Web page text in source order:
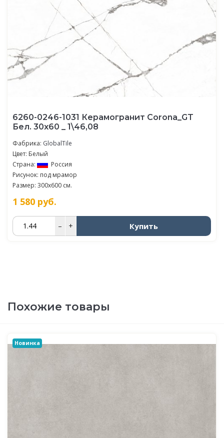
6260-0246-1031 Керамогранит Corona_GT
Бел. 30x60 _ 1\46,08
Фабрика: GlobalTile
Цвет: Белый
Страна:
Россия
Рисунок: под мрамор
Размер: 300x600 см.
1 580 руб.
– + Купить
Похожие товары
Новинка